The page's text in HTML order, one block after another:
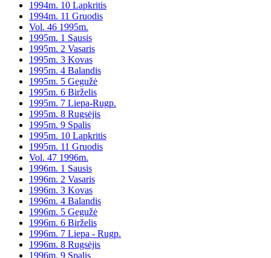
1994m. 10 Lapkritis
1994m. 11 Gruodis
Vol. 46 1995m.
1995m. 1 Sausis
1995m. 2 Vasaris
1995m. 3 Kovas
1995m. 4 Balandis
1995m. 5 Gegužė
1995m. 6 Birželis
1995m. 7 Liepa-Rugp.
1995m. 8 Rugsėjis
1995m. 9 Spalis
1995m. 10 Lapkritis
1995m. 11 Gruodis
Vol. 47 1996m.
1996m. 1 Sausis
1996m. 2 Vasaris
1996m. 3 Kovas
1996m. 4 Balandis
1996m. 5 Gegužė
1996m. 6 Birželis
1996m. 7 Liepa - Rugp.
1996m. 8 Rugsėjis
1996m. 9 Spalis